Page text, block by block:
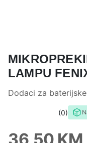
LAMPU
Dodaci za
0